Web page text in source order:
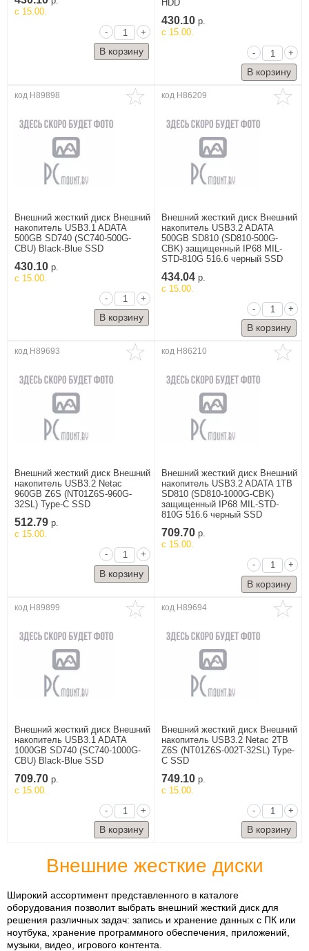
смартфонов б/у
Комплектующие
Компьютеры,
мониторы,
ноутбуки б/у
б/у
Серверы и
комплектующие
б/у
Сетевое б/у
c 15.00.
-
+
HDD
430.10 р.
c 15.00.
-
+
код H89898
Внешний жесткий диск Внешний
накопитель USB3.1 ADATA
500GB SD740 (SC740-500G-
CBU) Black-Blue SSD
430.10 р.
c 15.00.
-
+
код H86209
Внешний жесткий диск Внешний
накопитель USB3.2 ADATA
500GB SD810 (SD810-500G-
CBK) защищенный IP68 MIL-
STD-810G 516.6 черный SSD
434.04 р.
c 15.00.
-
+
код H89693
Внешний жесткий диск Внешний
накопитель USB3.2 Netac
960GB Z6S (NT01Z6S-960G-
32SL) Type-C SSD
512.79 р.
c 15.00.
-
+
код H86210
Внешний жесткий диск Внешний
накопитель USB3.2 ADATA 1TB
SD810 (SD810-1000G-CBK)
защищенный IP68 MIL-STD-
810G 516.6 черный SSD
709.70 р.
c 15.00.
-
+
код H89899
Внешний жесткий диск Внешний
накопитель USB3.1 ADATA
1000GB SD740 (SC740-1000G-
CBU) Black-Blue SSD
709.70 р.
c 15.00.
-
+
код H89694
Внешний жесткий диск Внешний
накопитель USB3.2 Netac 2TB
Z6S (NT01Z6S-002T-32SL) Type-
C SSD
749.10 р.
c 15.00.
-
+
Внешние жесткие диски
Широкий ассортимент представленного в каталоге
оборудования позволит выбрать внешний жесткий диск для
решения различных задач: запись и хранение данных с ПК или
ноутбука, хранение программного обеспечения, приложений,
музыки, видео, игрового контента.